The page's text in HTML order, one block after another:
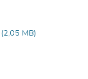
(2,05 MB)